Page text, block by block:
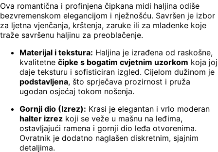
Ova romantična i profinjena čipkana midi haljina odiše
bezvremenskom elegancijom i nježnošću. Savršen je izbor
za ljetna vjenčanja, krštenja, zaruke ili za mladenke koje
traže savršenu haljinu za preoblačenje.
Materijal i tekstura: Haljina je izrađena od raskošne,
kvalitetne čipke s bogatim cvjetnim uzorkom koja joj
daje teksturu i sofisticiran izgled. Cijelom dužinom je
podstavljena, što sprječava prozirnost i pruža
ugodan osjećaj tokom nošenja.
Gornji dio (Izrez): Krasi je elegantan i vrlo moderan
halter izrez koji se veže u mašnu na leđima,
ostavljajući ramena i gornji dio leđa otvorenima.
Ovratnik je dodatno naglašen diskretnim, sjajnim
detaljima.